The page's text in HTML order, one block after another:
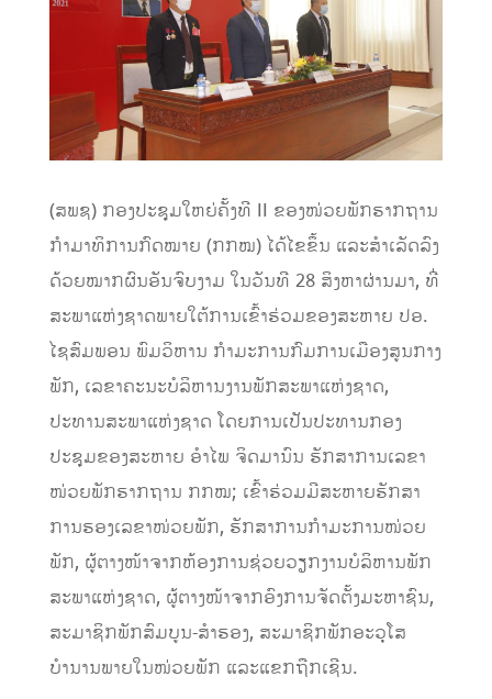
(ສພຊ) ກອງປະຊຸມໃຫຍ່ຄັ້ງທີ II ຂອງໜ່ວຍພັກຮາກຖານ
ກຳມາທິການກົດໝາຍ (ກກໝ) ໄດ້ໄຂຂຶ້ນ ແລະສຳເລັດລົງ
ດ້ວຍໝາກຜົນອັນຈົບງາມ ໃນວັນທີ 28 ສິງຫາຜ່ານມາ, ທີ່
ສະພາແຫ່ງຊາດພາຍໃຕ້ການເຂົ້າຮ່ວມຂອງສະຫາຍ ປອ.
ໄຊສົມພອນ ພົມວິຫານ ກຳມະການກົມການເມືອງສູນກາງ
ພັກ, ເລຂາຄະນະບໍລິຫານງານພັກສະພາແຫ່ງຊາດ,
ປະທານສະພາແຫ່ງຊາດ ໂດຍການເປັນປະທານກອງ
ປະຊຸມຂອງສະຫາຍ ອຳໄພ ຈິດມານົນ ຮັກສາການເລຂາ
ໜ່ວຍພັກຮາກຖານ ກກໝ; ເຂົ້າຮ່ວມມີສະຫາຍຮັກສາ
ການຮອງເລຂາໜ່ວຍພັກ, ຮັກສາການກຳມະການໜ່ວຍ
ພັກ, ຜູ້ຕາງໜ້າຈາກຫ້ອງການຊ່ວຍວຽກງານບໍລິຫານພັກ
ສະພາແຫ່ງຊາດ, ຜູ້ຕາງໜ້າຈາກອົງການຈັດຕັ້ງມະຫາຊົນ,
ສະມາຊິກພັກສົມບູນ-ສຳຮອງ, ສະມາຊິກພັກອະວຸໂສ
ບຳນານພາຍໃນໜ່ວຍພັກ ແລະແຂກຖືກເຊີນ.